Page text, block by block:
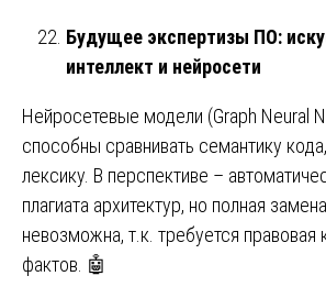
Будущее экспертизы ПО:
интеллект и нейросети
Нейросетевые модели (Graph Neural
способны сравнивать семантику
лексику. В перспективе –
плагиата архитектур, но полная
невозможна, т.к. требуется правовая
фактов. 🤖